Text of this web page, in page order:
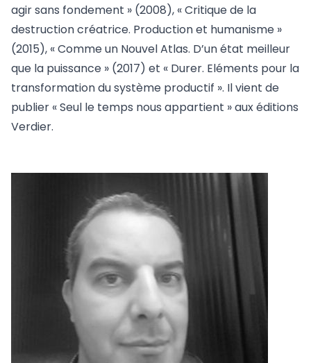
agir sans fondement » (2008), « Critique de la
destruction créatrice. Production et humanisme »
(2015), « Comme un Nouvel Atlas. D’un état meilleur
que la puissance » (2017) et « Durer. Eléments pour la
transformation du système productif ». Il vient de
publier « Seul le temps nous appartient » aux éditions
Verdier.